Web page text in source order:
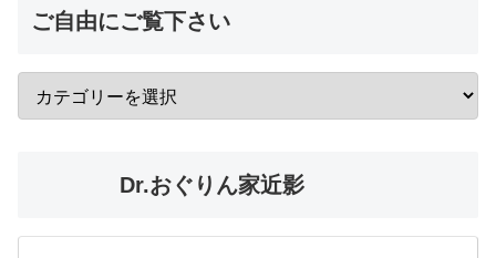
ご自由にご覧下さい
Dr.おぐりん家近影